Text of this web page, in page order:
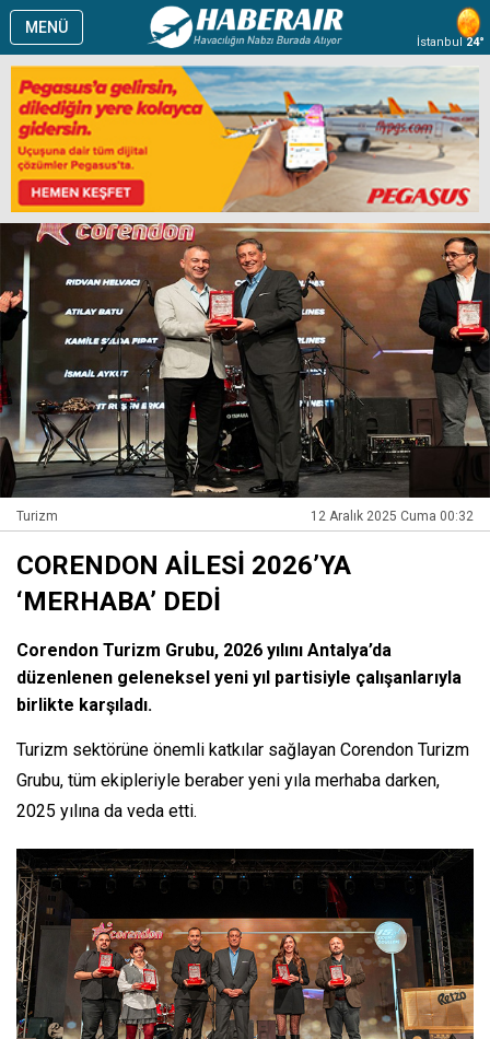
MENÜ
İstanbul24°
Turizm 12 Aralık 2025 Cuma 00:32
CORENDON AİLESİ 2026’YA
‘MERHABA’ DEDİ
Corendon Turizm Grubu, 2026 yılını Antalya’da
düzenlenen geleneksel yeni yıl partisiyle çalışanlarıyla
birlikte karşıladı.
Turizm sektörüne önemli katkılar sağlayan Corendon Turizm
Grubu, tüm ekipleriyle beraber yeni yıla merhaba darken,
2025 yılına da veda etti.